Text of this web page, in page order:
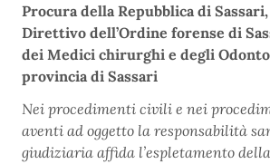
Procura della Repubblica di
Direttivo dell’Ordine forense di
dei Medici chirurghi e degli
provincia di Sassari
Nei procedimenti civili e nei
aventi ad oggetto la responsabilità
giudiziaria affida l’espletamento